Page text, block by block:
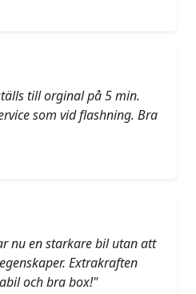
till orginal på 5 min.
som vid flashning. Bra
nu en starkare bil utan att
Extrakraften
och bra box!"